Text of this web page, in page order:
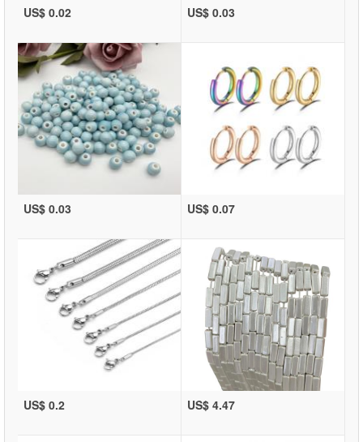
US$ 0.02 US$ 0.03
US$ 0.03 US$ 0.07
US$ 0.2 US$ 4.47